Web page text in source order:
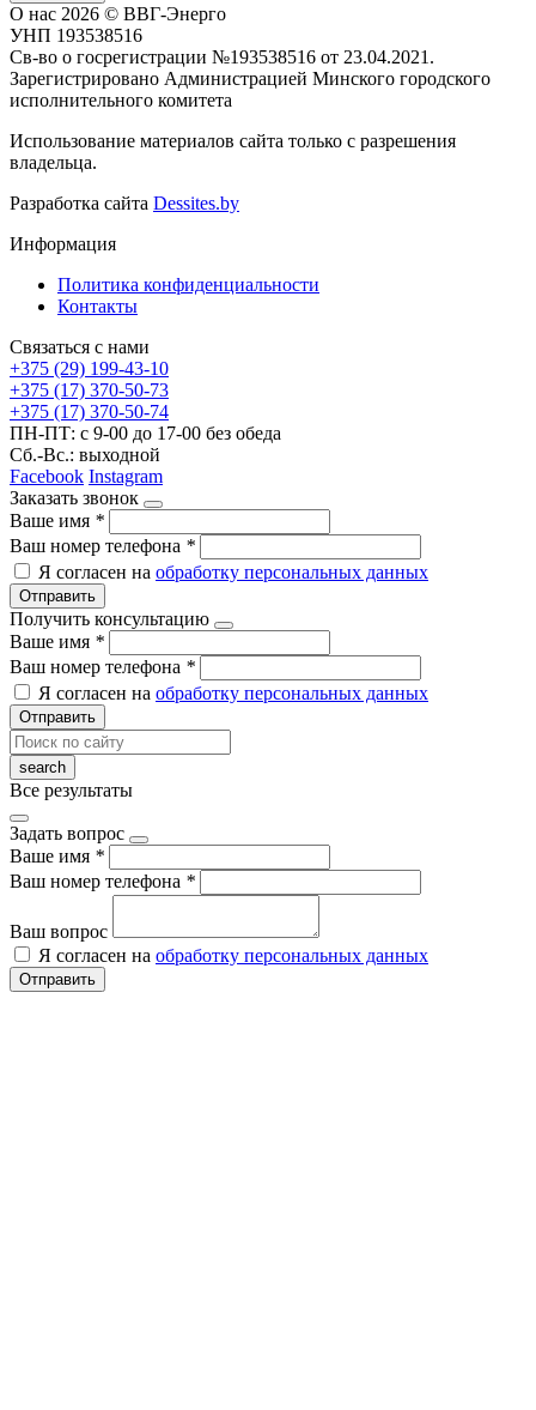
О нас 2026 © ВВГ-Энерго
УНП 193538516
Св-во о госрегистрации №193538516 от 23.04.2021.
Зарегистрировано Администрацией Минского городского
исполнительного комитета
Использование материалов сайта только с разрешения
владельца.
Разработка сайта Dessites.by
Информация
Политика конфиденциальности
Контакты
Связаться с нами
+375 (29) 199-43-10
+375 (17) 370-50-73
+375 (17) 370-50-74
ПН-ПТ: с 9-00 до 17-00 без обеда
Сб.-Вс.: выходной
Facebook Instagram
Заказать звонок
Ваше имя *
Ваш номер телефона *
Я согласен на обработку персональных данных
Отправить
Получить консультацию
Ваше имя *
Ваш номер телефона *
Я согласен на обработку персональных данных
Отправить
Все результаты
Задать вопрос
Ваше имя *
Ваш номер телефона *
Ваш вопрос
Я согласен на обработку персональных данных
Отправить